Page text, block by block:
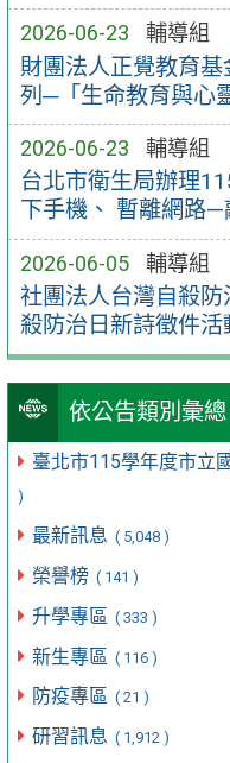
2026-06-23 輔導組
財團法人正覺教育
列─「生命教育與心
2026-06-23 輔導組
台北市衛生局辦理
下手機、 暫離網路—
2026-06-05 輔導組
社團法人台灣自殺
殺防治日新詩徵件活
依公告類別彙總
臺北市115學年度市立
)
最新訊息 ( 5,048 )
榮譽榜 ( 141 )
升學專區 ( 333 )
新生專區 ( 116 )
防疫專區 ( 21 )
研習訊息 ( 1,912 )